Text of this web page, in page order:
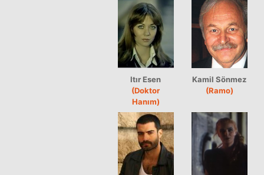
Itır Esen
(Doktor
Hanım)
Kamil Sönmez
(Ramo)